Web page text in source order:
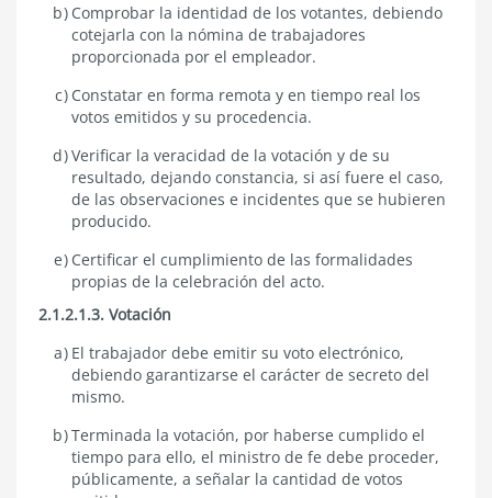
Comprobar la identidad de los votantes, debiendo
cotejarla con la nómina de trabajadores
proporcionada por el empleador.
Constatar en forma remota y en tiempo real los
votos emitidos y su procedencia.
Verificar la veracidad de la votación y de su
resultado, dejando constancia, si así fuere el caso,
de las observaciones e incidentes que se hubieren
producido.
Certificar el cumplimiento de las formalidades
propias de la celebración del acto.
2.1.2.1.3. Votación
El trabajador debe emitir su voto electrónico,
debiendo garantizarse el carácter de secreto del
mismo.
Terminada la votación, por haberse cumplido el
tiempo para ello, el ministro de fe debe proceder,
públicamente, a señalar la cantidad de votos